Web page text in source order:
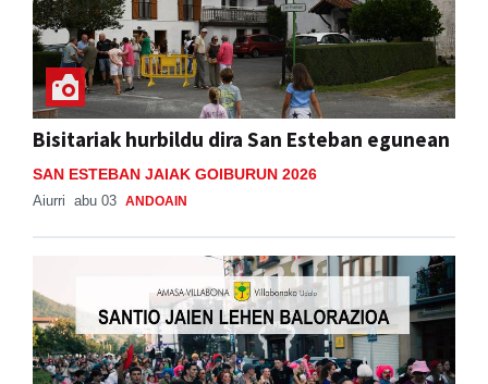
Bisitariak hurbildu dira San Esteban egunean
SAN ESTEBAN JAIAK GOIBURUN 2026
Aiurri abu 03 ANDOAIN